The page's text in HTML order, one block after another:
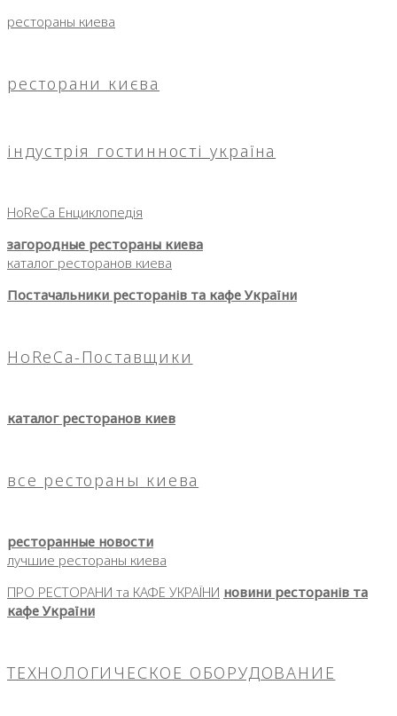
рестораны киева
ресторани києва
індустрія гостинності україна
HoReCa Енциклопедія
загородные рестораны киева
каталог ресторанов киева
Постачальники ресторанів та кафе України
HoReCa-Поставщики
каталог ресторанов киев
все рестораны киева
ресторанные новости
лучшие рестораны киева
ПРО РЕСТОРАНИ та КАФЕ УКРАЇНИ новини ресторанів та
кафе України
ТЕХНОЛОГИЧЕСКОЕ ОБОРУДОВАНИЕ